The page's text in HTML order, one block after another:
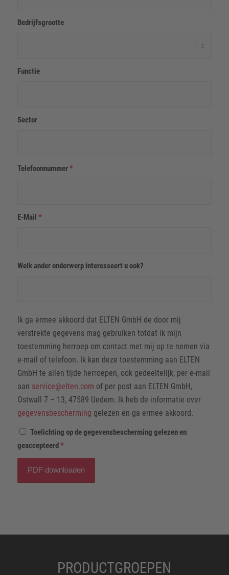
Bedrijfsgrootte
Functie
Sector
Telefoonnummer*
E-Mail *
Welk ander onderwerp interesseert u ook?
Ik ga ermee akkoord dat ELTEN GmbH de door mij
verstrekte gegevens mag gebruiken totdat ik mijn
toestemming herroep om contact met mij op te nemen via
e-mail of telefoon. Ik kan deze toestemming aan ELTEN
GmbH te allen tijde herroepen, ook gedeeltelijk, per e-mail
aan service@elten.com of per post aan ELTEN GmbH,
Ostwall 7 – 13, 47589 Uedem. Ik heb de informatie over
gegevensbescherming gelezen en ga ermee akkoord.
Toelichting op de gegevensbescherming gelezen en
geaccepteerd*
PRODUCTGROEPEN